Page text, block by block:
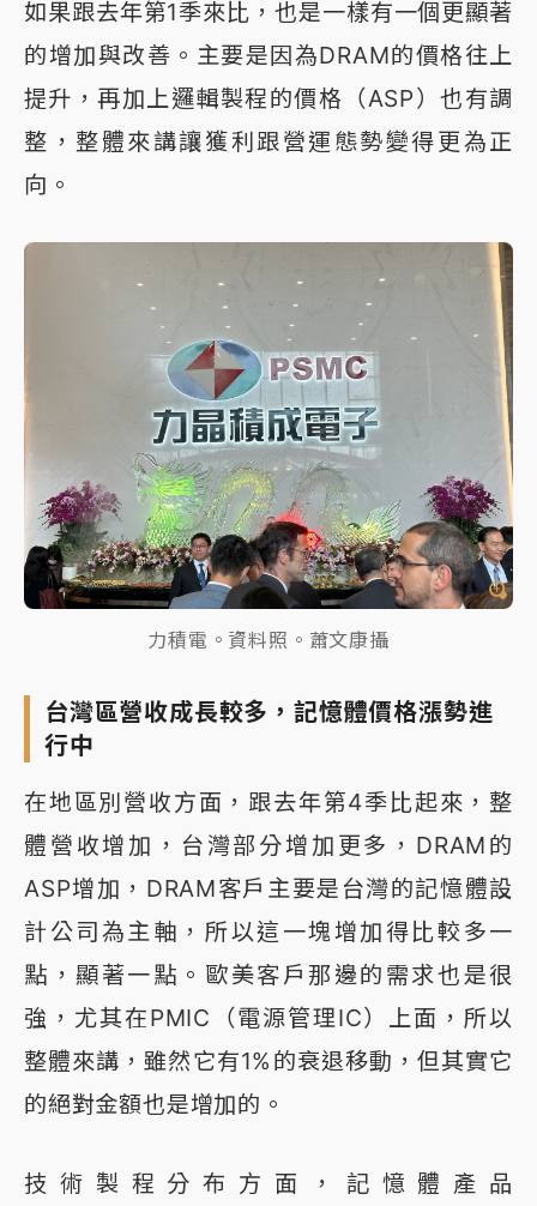
如果跟去年第1季來比，也是一樣有一個更顯著
的增加與改善。主要是因為DRAM的價格往上
提升，再加上邏輯製程的價格（ASP）也有調
整，整體來講讓獲利跟營運態勢變得更為正
向。
力積電。資料照。蕭文康攝
台灣區營收成長較多，記憶體價格漲勢進
行中
在地區別營收方面，跟去年第4季比起來，整
體營收增加，台灣部分增加更多，DRAM的
ASP增加，DRAM客戶主要是台灣的記憶體設
計公司為主軸，所以這一塊增加得比較多一
點，顯著一點。歐美客戶那邊的需求也是很
強，尤其在PMIC（電源管理IC）上面，所以
整體來講，雖然它有1%的衰退移動，但其實它
的絕對金額也是增加的。
技術製程分布方面，記憶體產品